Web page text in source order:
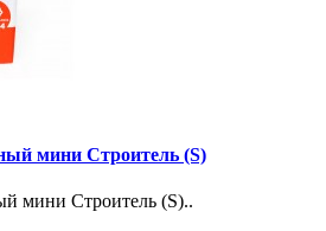
мини Строитель (S)
мини Строитель (S)..